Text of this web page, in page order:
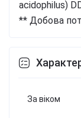
acidophilus)
** Добова
За віком